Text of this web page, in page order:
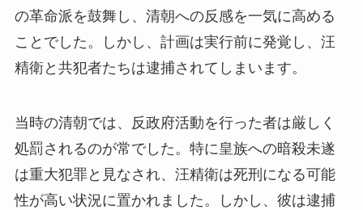
の革命派を鼓舞し、清朝への反感を一気に高める
ことでした。しかし、計画は実行前に発覚し、汪
精衛と共犯者たちは逮捕されてしまいます。
当時の清朝では、反政府活動を行った者は厳しく
処罰されるのが常でした。特に皇族への暗殺未遂
は重大犯罪と見なされ、汪精衛は死刑になる可能
性が高い状況に置かれました。しかし、彼は逮捕